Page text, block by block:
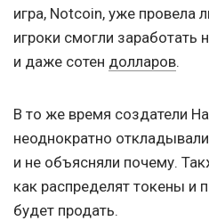
игра, Notcoin, уже провела
игроки смогли заработать
и даже сотен долларов.
В то же время создатели
неоднократно
и не объясняли почему.
как распределят токены и
будет продать.